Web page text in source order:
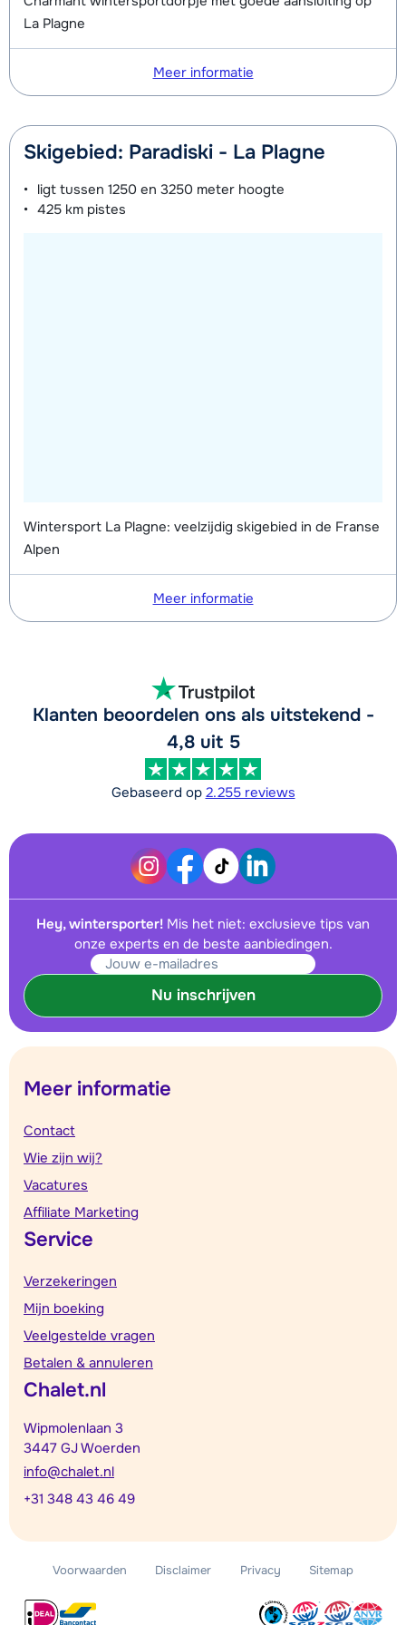
La Plagne
Meer informatie
Skigebied: Paradiski - La Plagne
ligt tussen 1250 en 3250 meter hoogte
425 km pistes
Wintersport La Plagne: veelzijdig skigebied in de Franse
Alpen
Meer informatie
Klanten beoordelen ons als uitstekend -
4,8 uit 5
Gebaseerd op 2.255 reviews
Hey, wintersporter! Mis het niet: exclusieve tips van
onze experts en de beste aanbiedingen.
Nu inschrijven
Meer informatie
Contact
Wie zijn wij?
Vacatures
Affiliate Marketing
Service
Verzekeringen
Mijn boeking
Veelgestelde vragen
Betalen & annuleren
Chalet.nl
Wipmolenlaan 3
3447 GJ Woerden
info@chalet.nl
+31 348 43 46 49
Voorwaarden Disclaimer Privacy Sitemap